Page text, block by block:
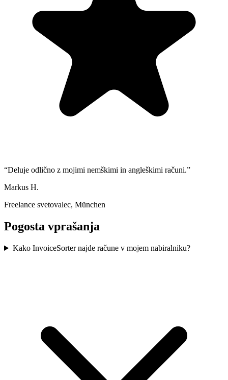
“Deluje odlično z mojimi nemškimi in angleškimi računi.”
Markus H.
Freelance svetovalec, München
Pogosta vprašanja
Kako InvoiceSorter najde račune v mojem nabiralniku?